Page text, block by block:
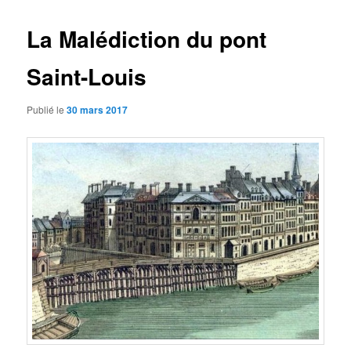
La Malédiction du pont
Saint-Louis
Publié le30 mars 2017